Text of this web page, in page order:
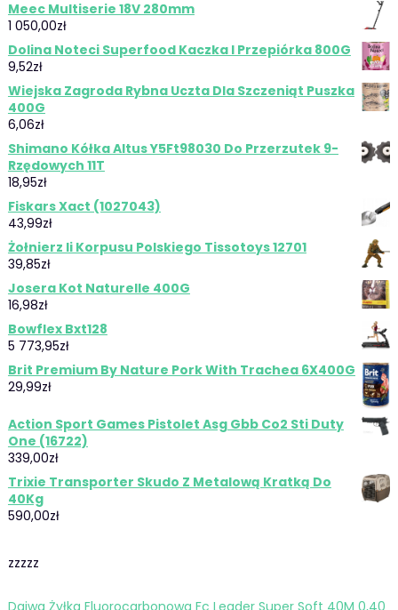
Meec Multiserie 18V 280mm
1 050,00zł
Dolina Noteci Superfood Kaczka I Przepiórka 800G
9,52zł
Wiejska Zagroda Rybna Uczta Dla Szczeniąt Puszka
400G
6,06zł
Shimano Kółka Altus Y5Ft98030 Do Przerzutek 9-
Rzędowych 11T
18,95zł
Fiskars Xact (1027043)
43,99zł
Żołnierz Ii Korpusu Polskiego Tissotoys 12701
39,85zł
Josera Kot Naturelle 400G
16,98zł
Bowflex Bxt128
5 773,95zł
Brit Premium By Nature Pork With Trachea 6X400G
29,99zł
Action Sport Games Pistolet Asg Gbb Co2 Sti Duty
One (16722)
339,00zł
Trixie Transporter Skudo Z Metalową Kratką Do
40Kg
590,00zł
zzzzz
Daiwa Żyłka Fluorocarbonowa Fc Leader Super Soft 40M 0,40